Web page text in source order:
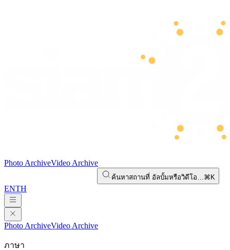
Photo ArchiveVideo Archive
ค้นหาสถานที่ อัลบั้มหรือวิดีโอ…⌘K
ENTH
Photo ArchiveVideo Archive
ภาษา